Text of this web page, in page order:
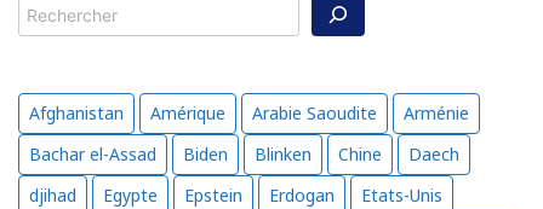
Rechercher
Afghanistan Amérique Arabie Saoudite
Arménie
Bachar el-Assad
Biden Blinken Chine
Daech
djihad
Egypte Epstein Erdogan
Etats-Unis